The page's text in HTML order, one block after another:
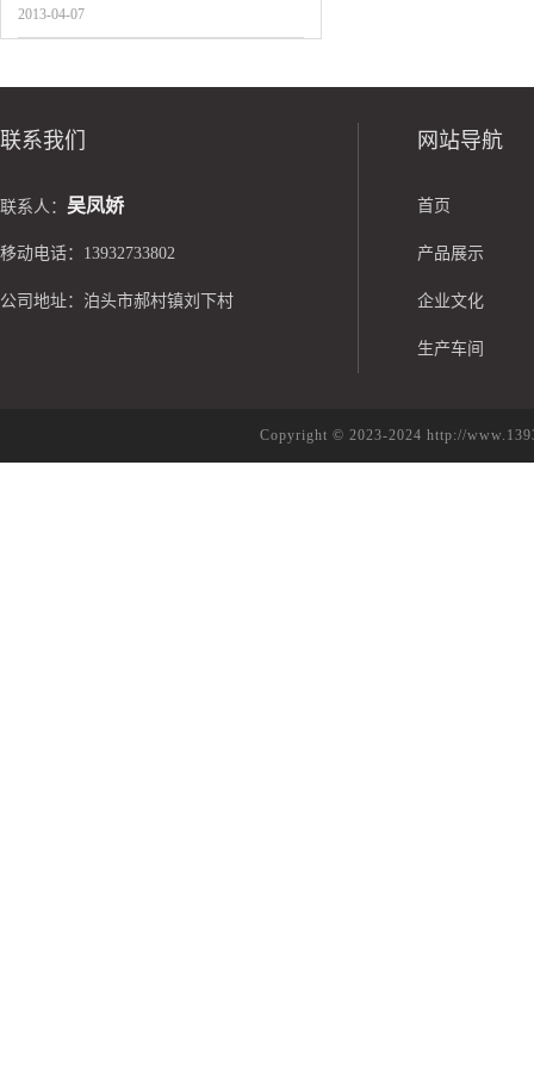
2013-04-07
联系我们
联系人： 吴凤娇
移动电话：13932733802
公司地址：泊头市郝村镇刘下村
网站导航
首页
产品展示
企业文化
生产车间
Copyright © 2023-2024 http://